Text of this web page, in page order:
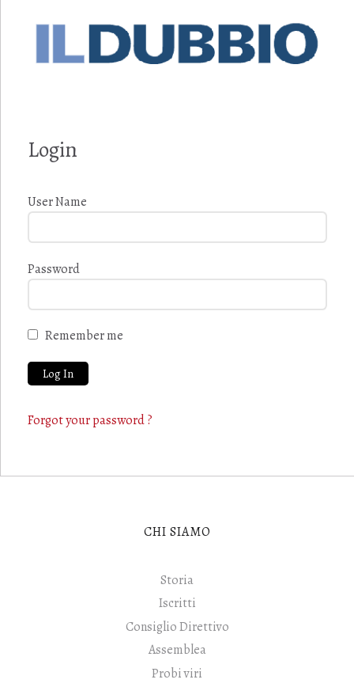
Login
User Name
Password
Remember me
Forgot your password ?
CHI SIAMO
Storia
Iscritti
Consiglio Direttivo
Assemblea
Probi viri